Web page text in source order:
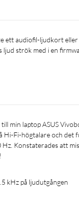
strök med i en
Hi-Fi-högtalare och
Konstaterades att
kHz på ljudutgången